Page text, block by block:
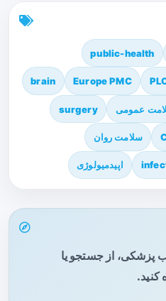
public-health
Europe PMC
brain
عمومی surgery
سلامت روان
اپیدمیولوژی
پزشکی، از جستجو یا
کنید.